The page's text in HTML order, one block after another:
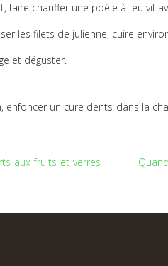
faire chauffer une poêle à feu vif
les filets de julienne, cuire
et déguster.
enfoncer un cure dents dans la
aux fruits et verres